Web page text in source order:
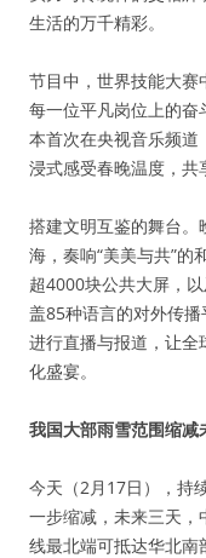
生活的万千精彩。
节目中，世界技能大赛
每一位平凡岗位上的奋
本首次在央视音乐频道
浸式感受春晚温度，共
搭建文明互鉴的舞台。
海，奏响“美美与共”的
超4000块公共大屏，
盖85种语言的对外传
进行直播与报道，让全
化盛宴。
我国大部雨雪范围缩减
今天（2月17日），持
一步缩减，未来三天
线最北端可抵达华北南